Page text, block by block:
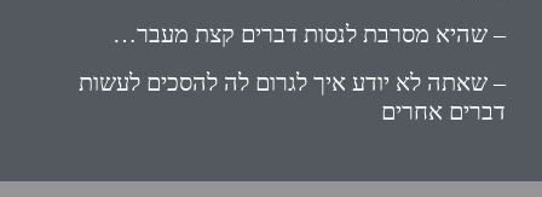
– שהיא מסרבת לנסות דברים קצת מעבר…
– שאתה לא יודע איך לגרום לה להסכים לעשות
דברים אחרים